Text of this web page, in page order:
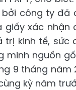
công ty đã
giấy xác
kinh tế,
minh nguồn
9 tháng
kỳ năm